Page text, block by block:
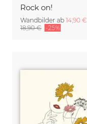
Rock on!
Wandbilder ab 14,90 €
18,90 € -25%